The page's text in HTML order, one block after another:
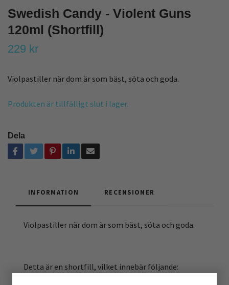
Swedish Candy - Violent Guns
120ml (Shortfill)
229 kr
Violpastiller när dom är som bäst, söta och goda.
Produkten är tillfälligt slut i lager.
Dela
INFORMATION RECENSIONER
Violpastiller när dom är som bäst, söta och goda.
Detta är en shortfill, vilket innebär följande: